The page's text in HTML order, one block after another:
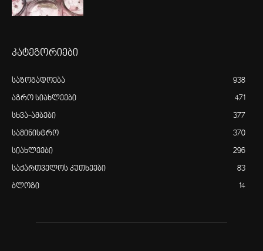
კატეგორიები
საზოგადოება 938
აგრო სიახლეები 471
სხვა-ამბები 377
სამინისტრო 370
სიახლეები 296
საქართველოს კუთხეები 83
ბლოგი 14